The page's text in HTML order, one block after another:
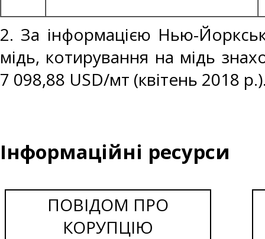
2. За інформацією Нью-
мідь, котирування на мідь
7 098,88 USD/мт (квітень 2018
Інформаційні ресурси
ПОВІДОМ ПРО
КОРУПЦІЮ